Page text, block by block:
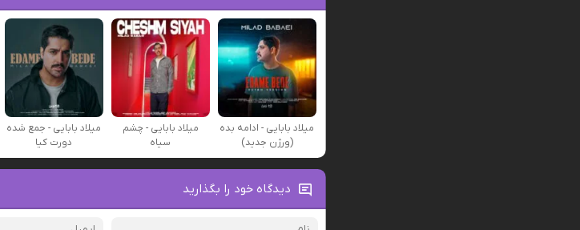
میلاد بابایی - ادامه بده
(ورژن جدید)
میلاد بابایی - چشم
سیاه
میلاد بابایی - جمع شده
دورت كیا
دیدگاه خود را بگذارید